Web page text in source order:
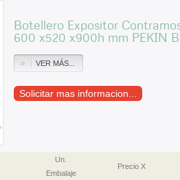
Botellero Expositor
600 x520 x900h mm PEKIN
VER MÁS...
Solicitar mas informacion...
Un.
Embalaje
Precio X